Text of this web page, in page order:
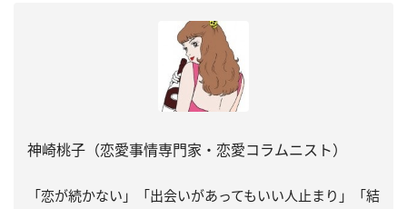
神崎桃子（恋愛事情専門家・恋愛コラムニスト）
「恋が続かない」「出会いがあってもいい人止まり」「結